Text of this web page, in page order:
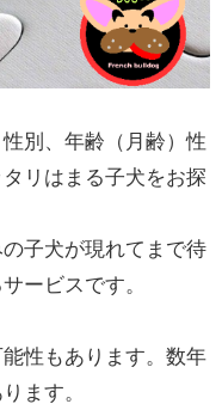
別、年齢（月齢）性
リはまる子犬をお探
子犬が現れてまで待
ービスです。
性もあります。数年
ます。